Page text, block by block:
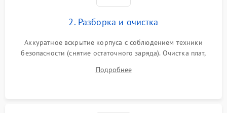
2. Разборка и очистка
Аккуратное вскрытие корпуса с соблюдением техники
безопасности (снятие остаточного заряда). Очистка плат,
и кистей для предотвращения перегрева и замыканий.
Подробнее